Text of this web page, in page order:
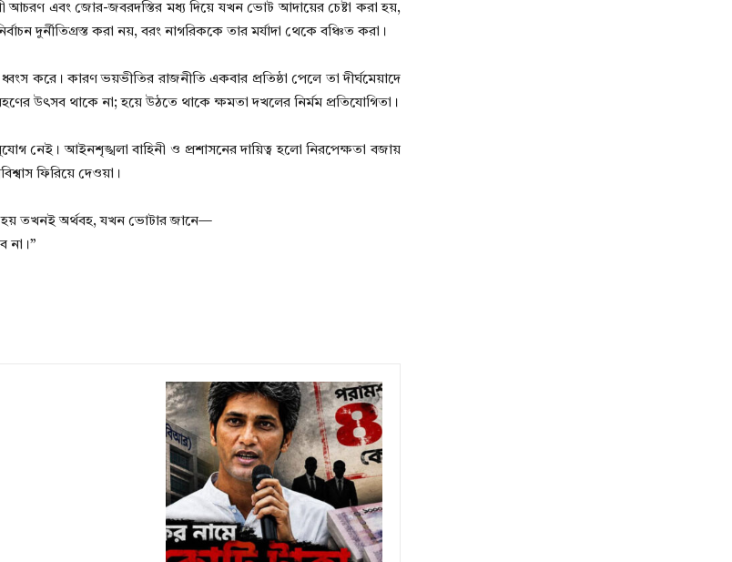
আচরণ এবং জোর-জবরদস্তির মধ্য দিয়ে যখন ভোট আদায়ের চেষ্টা করা হয়,
দুর্নীতিগ্রস্ত করা নয়, বরং নাগরিককে তার মর্যাদা থেকে বঞ্চিত করা।
করে। কারণ ভয়ভীতির রাজনীতি একবার প্রতিষ্ঠা পেলে তা দীর্ঘমেয়াদে
উৎসব থাকে না; হয়ে উঠতে থাকে ক্ষমতা দখলের নির্মম প্রতিযোগিতা।
নেই। আইনশৃঙ্খলা বাহিনী ও প্রশাসনের দায়িত্ব হলো নিরপেক্ষতা বজায়
ফিরিয়ে দেওয়া।
হয় তখনই অর্থবহ, যখন ভোটার জানে—
না।”